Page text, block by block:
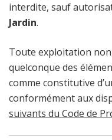
interdite, sauf
Jardin.
Toute exploitation
quelconque des
comme constitutive
conformément aux
suivants du Code de